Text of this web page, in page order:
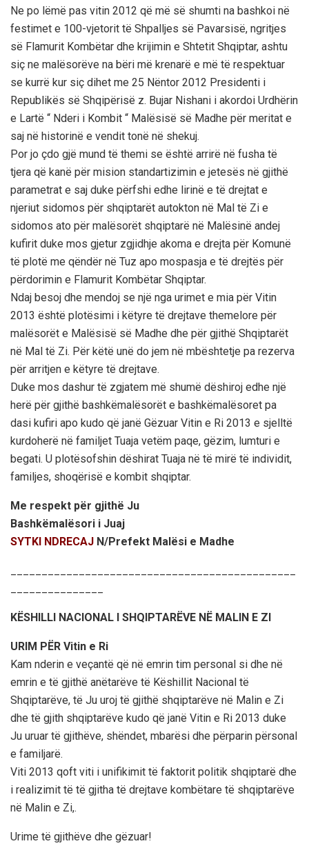
Ne po lëmë pas vitin 2012 që më së shumti na bashkoi në
festimet e 100-vjetorit të Shpalljes së Pavarsisë, ngritjes
së Flamurit Kombëtar dhe krijimin e Shtetit Shqiptar, ashtu
siç ne malësorëve na bëri më krenarë e më të respektuar
se kurrë kur siç dihet me 25 Nëntor 2012 Presidenti i
Republikës së Shqipërisë z. Bujar Nishani i akordoi Urdhërin
e Lartë “ Nderi i Kombit “ Malësisë së Madhe për meritat e
saj në historinë e vendit tonë në shekuj.
Por jo çdo gjë mund të themi se është arrirë në fusha të
tjera që kanë për mision standartizimin e jetesës në gjithë
parametrat e saj duke përfshi edhe lirinë e të drejtat e
njeriut sidomos për shqiptarët autokton në Mal të Zi e
sidomos ato për malësorët shqiptarë në Malësinë andej
kufirit duke mos gjetur zgjidhje akoma e drejta për Komunë
të plotë me qëndër në Tuz apo mospasja e të drejtës për
përdorimin e Flamurit Kombëtar Shqiptar.
Ndaj besoj dhe mendoj se një nga urimet e mia për Vitin
2013 është plotësimi i këtyre të drejtave themelore për
malësorët e Malësisë së Madhe dhe për gjithë Shqiptarët
në Mal të Zi. Për këtë unë do jem në mbështetje pa rezerva
për arritjen e këtyre të drejtave.
Duke mos dashur të zgjatem më shumë dëshiroj edhe një
herë për gjithë bashkëmalësorët e bashkëmalësoret pa
dasi kufiri apo kudo që janë Gëzuar Vitin e Ri 2013 e sjelltë
kurdoherë në familjet Tuaja vetëm paqe, gëzim, lumturi e
begati. U plotësofshin dëshirat Tuaja në të mirë të individit,
familjes, shoqërisë e kombit shqiptar.
Me respekt për gjithë Ju
Bashkëmalësori i Juaj
SYTKI NDRECAJ N/Prefekt Malësi e Madhe
KËSHILLI NACIONAL I SHQIPTARËVE NË MALIN E ZI
URIM PËR Vitin e Ri
Kam nderin e veçantë që në emrin tim personal si dhe në
emrin e të gjithë anëtarëve të Këshillit Nacional të
Shqiptarëve, të Ju uroj të gjithë shqiptarëve në Malin e Zi
dhe të gjith shqiptarëve kudo që janë Vitin e Ri 2013 duke
Ju uruar të gjithëve, shëndet, mbarësi dhe përparin përsonal
e familjarë.
Viti 2013 qoft viti i unifikimit të faktorit politik shqiptarë dhe
i realizimit të të gjitha të drejtave kombëtare të shqiptarëve
në Malin e Zi,.
Urime të gjithëve dhe gëzuar!